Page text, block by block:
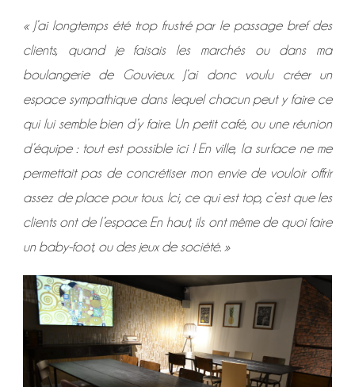
« J’ai longtemps été trop frustré par le passage bref des
clients, quand je faisais les marchés ou dans ma
boulangerie de Gouvieux. J’ai donc voulu créer un
espace sympathique dans lequel chacun peut y faire ce
qui lui semble bien d’y faire. Un petit café, ou une réunion
d’équipe : tout est possible ici ! En ville, la surface ne me
permettait pas de concrétiser mon envie de vouloir offrir
assez de place pour tous. Ici, ce qui est top, c’est que les
clients ont de l’espace. En haut, ils ont même de quoi faire
un baby-foot, ou des jeux de société. »